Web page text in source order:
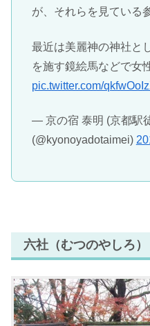
が、それらを見ている
最近は美麗神の神社と
を施す鏡絵馬などで女
pic.twitter.com/
— 京の宿 泰明 (京都駅
(@kyonoyadotaimei)
六社（むつのやしろ）